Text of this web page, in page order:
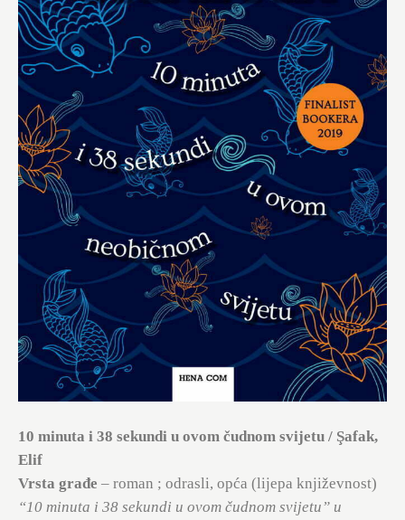
10 minuta i 38 sekundi u ovom čudnom svijetu / Şafak,
Elif
Vrsta građe – roman ; odrasli, opća (lijepa književnost)
“10 minuta i 38 sekundi u ovom čudnom svijetu” u